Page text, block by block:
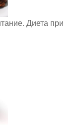
Диета при